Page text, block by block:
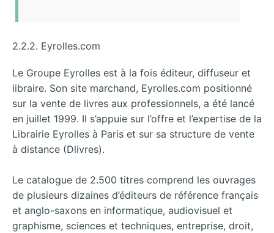
2.2.2. Eyrolles.com
Le Groupe Eyrolles est à la fois éditeur, diffuseur et
libraire. Son site marchand, Eyrolles.com positionné
sur la vente de livres aux professionnels, a été lancé
en juillet 1999. Il s’appuie sur l’offre et l’expertise de la
Librairie Eyrolles à Paris et sur sa structure de vente
à distance (Dlivres).
Le catalogue de 2.500 titres comprend les ouvrages
de plusieurs dizaines d’éditeurs de référence français
et anglo-saxons en informatique, audiovisuel et
graphisme, sciences et techniques, entreprise, droit,